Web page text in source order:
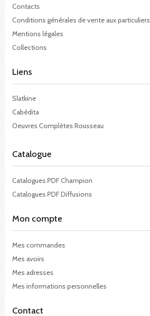
Contacts
Conditions générales de vente aux particuliers
Mentions légales
Collections
Liens
Slatkine
Cabédita
Oeuvres Complètes Rousseau
Catalogue
Catalogues PDF Champion
Catalogues PDF Diffusions
Mon compte
Mes commandes
Mes avoirs
Mes adresses
Mes informations personnelles
Contact